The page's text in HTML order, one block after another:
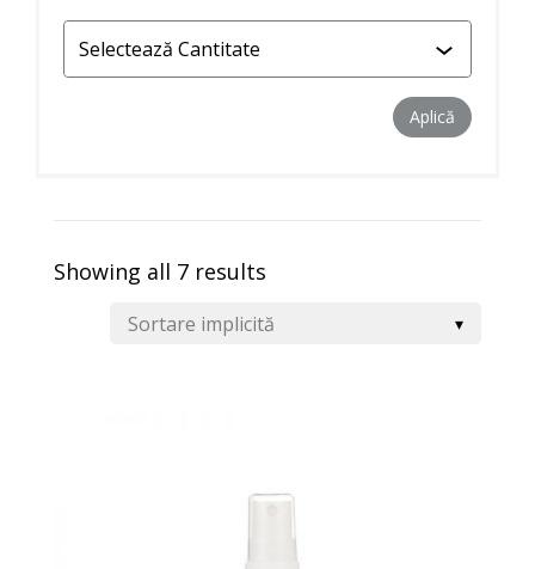
Aplică Aplică
Showing all 7 results